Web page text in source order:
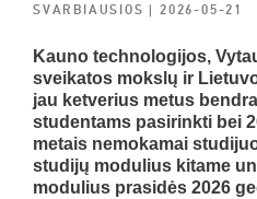
SVARBIAUSIOS| 2026-05-21
Kauno technologijos,
sveikatos mokslų ir
jau ketverius metus
studentams pasirinkti bei
metais nemokamai
studijų modulius kitame
modulius prasidės 2026